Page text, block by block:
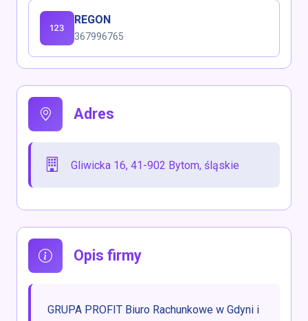
REGON
367996765
Adres
Gliwicka 16, 41-902 Bytom, śląskie
Opis firmy
GRUPA PROFIT Biuro Rachunkowe w Gdyni i